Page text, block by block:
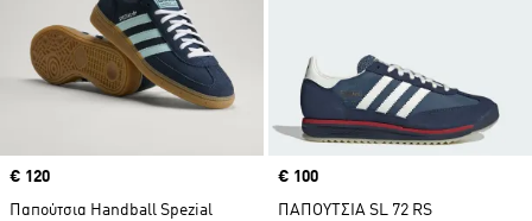
Price
€ 120
Παπούτσια Handball Spezial
Price
€ 100
ΠΑΠΟΥΤΣΙΑ SL 72 RS